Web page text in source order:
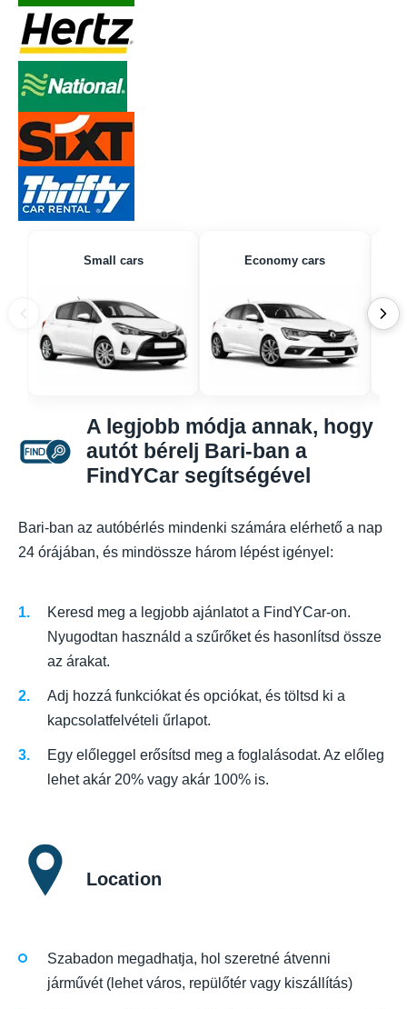
Small cars Economy cars
A legjobb módja annak, hogy
autót bérelj Bari-ban a
FindYCar segítségével
Bari-ban az autóbérlés mindenki számára elérhető a nap
24 órájában, és mindössze három lépést igényel:
Keresd meg a legjobb ajánlatot a FindYCar-on.
Nyugodtan használd a szűrőket és hasonlítsd össze
az árakat.
Adj hozzá funkciókat és opciókat, és töltsd ki a
kapcsolatfelvételi űrlapot.
Egy előleggel erősítsd meg a foglalásodat. Az előleg
lehet akár 20% vagy akár 100% is.
Location
Szabadon megadhatja, hol szeretné átvenni
járművét (lehet város, repülőtér vagy kiszállítás)